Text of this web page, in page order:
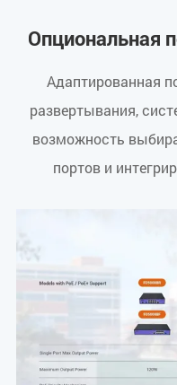
Опциональная
Адаптированная
развертывания,
возможность
портов и